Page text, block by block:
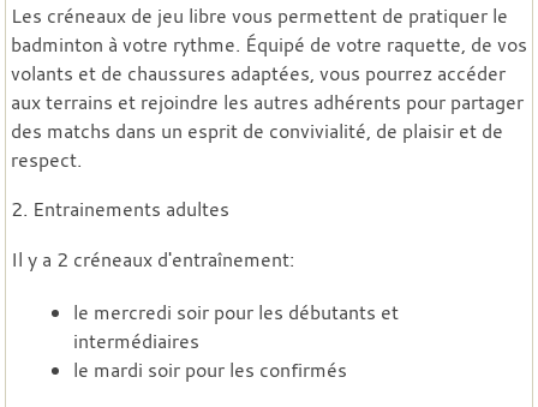
Les créneaux de jeu libre vous permettent de pratiquer le
badminton à votre rythme. Équipé de votre raquette, de vos
volants et de chaussures adaptées, vous pourrez accéder
aux terrains et rejoindre les autres adhérents pour partager
des matchs dans un esprit de convivialité, de plaisir et de
respect.
2. Entrainements adultes
Il y a 2 créneaux d'entraînement:
le mercredi soir pour les débutants et
intermédiaires
le mardi soir pour les confirmés